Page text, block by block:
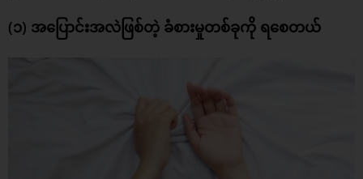
(၁) အပြောင်းအလဲဖြစ်တဲ့ ခံစားမှုတစ်ခုကို ရစေတယ်